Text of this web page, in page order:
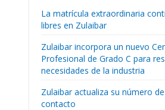
La matrícula extraordinaria
libres en Zulaibar
Zulaibar incorpora un nuevo
Profesional de Grado C para
necesidades de la industria
Zulaibar actualiza su número
contacto